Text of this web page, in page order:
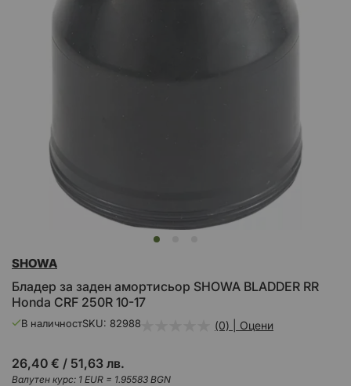
към
на
галерия
със
Бладер за заден амортисьор SHOWA BLADDER RR
Honda CRF 250R 10-17
SHOWA
В наличностSKU 82988 (0) | Оцени
26,40 € / 51,63 лв.
Валутен курс: 1 EUR = 1.95583 BGN